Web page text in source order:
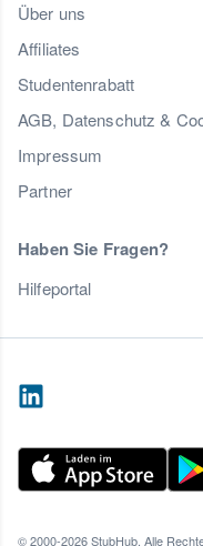
Über uns
Affiliates
Studentenrabatt
AGB, Datenschutz &
Impressum
Partner
Haben Sie Fragen?
Hilfeportal
© 2000-2026 StubHub. Alle